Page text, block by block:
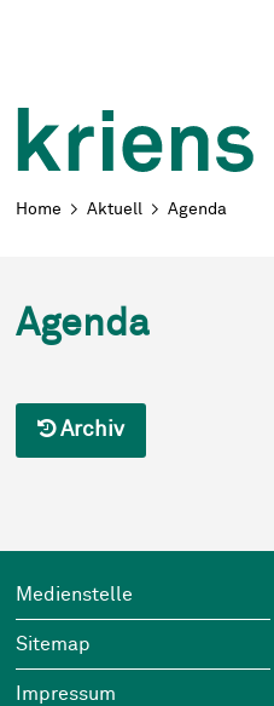
Breadcrumb
Home Aktuell Agenda
Agenda
Archiv
Footer
Wichtige Links
Medienstelle
Sitemap
Impressum